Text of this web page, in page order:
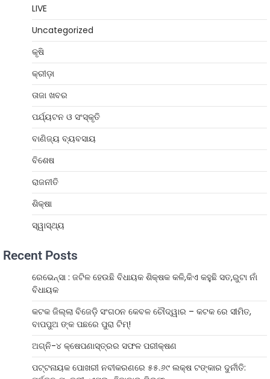
LIVE
Uncategorized
କୃଷି
କ୍ରୀଡ଼ା
ତାଜା ଖବର
ପର୍ଯ୍ୟଟନ ଓ ସଂସ୍କୃତି
ବାଣିଜ୍ୟ ବ୍ୟବସାୟ
ବିଶେଷ
ରାଜନୀତି
ଶିକ୍ଷା
ସ୍ୱାସ୍ଥ୍ୟ
Recent Posts
ରେଭେନ୍ସା : ଜଟିଳ ହେଉଛି ବିଧାୟକ ଶିକ୍ଷକ କଳି,କିଏ କହୁଛି ସତ,ରୁଟା ନାଁ
ବିଧାୟକ
କଟକ ଜିଲ୍ଲା ବିଜେଡ଼ି ସଂଗଠନ କେବଳ ଚୌଦ୍ୱାର – କଟକ ରେ ସୀମିତ,
ବାପପୁଅ ଙ୍କ ପଛରେ ପୁରା ଟିମ୍!
ଅଗ୍ନି-୪ କ୍ଷେପଣାସ୍ତ୍ରର ସଫଳ ପରୀକ୍ଷଣ
ପଟ୍ଟନାୟକ ପୋଖରୀ ନବୀକରଣରେ ୫୫.୬୯ ଲକ୍ଷ ଟଙ୍କାର ଦୁର୍ନୀତି: